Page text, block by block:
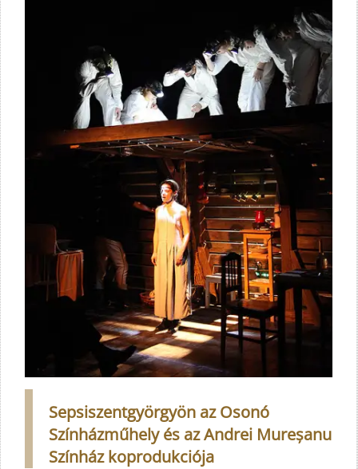
Sepsiszentgyörgyön az Osonó
Színházműhely és az Andrei Mureșanu
Színház koprodukciója